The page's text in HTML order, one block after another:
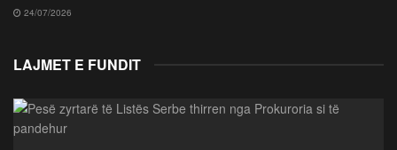
24/07/2026
LAJMET E FUNDIT